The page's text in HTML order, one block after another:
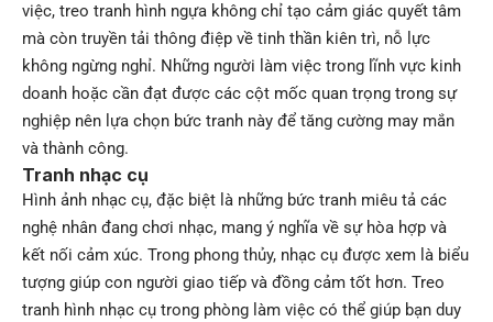
việc, treo tranh hình ngựa không chỉ tạo cảm giác quyết tâm
mà còn truyền tải thông điệp về tinh thần kiên trì, nỗ lực
không ngừng nghỉ. Những người làm việc trong lĩnh vực kinh
doanh hoặc cần đạt được các cột mốc quan trọng trong sự
nghiệp nên lựa chọn bức tranh này để tăng cường may mắn
và thành công.
Tranh nhạc cụ
Hình ảnh nhạc cụ, đặc biệt là những bức tranh miêu tả các
nghệ nhân đang chơi nhạc, mang ý nghĩa về sự hòa hợp và
kết nối cảm xúc. Trong phong thủy, nhạc cụ được xem là biểu
tượng giúp con người giao tiếp và đồng cảm tốt hơn. Treo
tranh hình nhạc cụ trong phòng làm việc có thể giúp bạn duy